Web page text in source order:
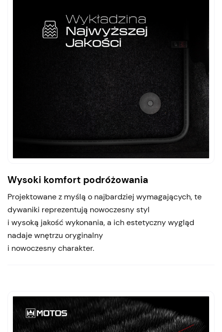
Wysoki komfort podróżowania
Projektowane z myślą o najbardziej wymagających, te
dywaniki reprezentują nowoczesny styl
i wysoką jakość wykonania, a ich estetyczny wygląd
nadaje wnętrzu oryginalny
i nowoczesny charakter.